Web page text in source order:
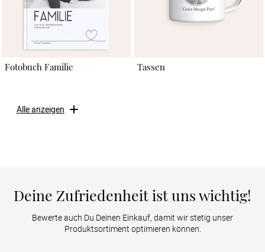
Fotobuch Familie Tassen
Alle anzeigen
Deine Zufriedenheit ist uns wichtig!
Bewerte auch Du Deinen Einkauf, damit wir stetig unser
Produktsortiment optimieren können.